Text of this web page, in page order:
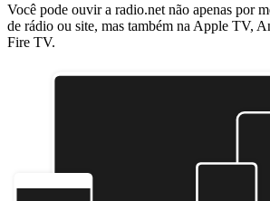
Você pode ouvir a radio.net não apenas por
de rádio ou site, mas também na Apple TV,
Fire TV.